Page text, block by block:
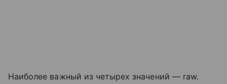
Наиболее важный из четырех значений — raw.